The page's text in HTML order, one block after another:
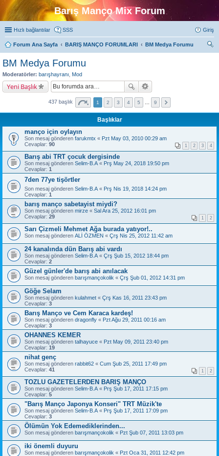
Barış Manço Mix Forum
Hızlı bağlantılar SSS Giriş
Forum Ana Sayfa BARIŞ MANÇO FORUMLARI
BM Medya Forumu
BM Medya Forumu
Moderatörler: barışhayranı Mod
Yeni Başlık
437 başlık 1 2 3 4 5 9
Başlıklar
manço için oylayın
Son mesaj gönderen farukmtx « Pzt May 03, 2010 00:29 am
Cevaplar: 90 1 2 3 4
Barış abi TRT çocuk dergisinde
Son mesaj gönderen Selim-B.A « Prş May 24, 2018 19:50 pm
Cevaplar: 1
7den 77ye tişörtler
Son mesaj gönderen Selim-B.A « Prş Nis 19, 2018 14:24 pm
Cevaplar: 1
barış manço sabetayist miydi?
Son mesaj gönderen mirze « Sal Ara 25, 2012 16:01 pm
Cevaplar: 29 1 2
Sarı Çizmeli Mehmet Ağa burada yatıyor!..
Son mesaj gönderen ALİ ÖZMEN « Çrş Nis 25, 2012 11:42 am
24 kanalında dün Barış abi vardı
Son mesaj gönderen Selim-B.A « Çrş Şub 15, 2012 18:44 pm
Cevaplar: 2
Güzel günler'de barış abi anılacak
Son mesaj gönderen barışmançokolik « Çrş Şub 01, 2012 14:31 pm
Göğe Selam
Son mesaj gönderen kulahmet « Çrş Kas 16, 2011 23:43 pm
Cevaplar: 3
Barış Manço ve Cem Karaca kardeş!
Son mesaj gönderen dragonfly « Pzt Ağu 29, 2011 00:16 am
Cevaplar: 3
OHANNES KEMER
Son mesaj gönderen talhayuce « Pzt May 09, 2011 23:40 pm
Cevaplar: 19
nihat genç
Son mesaj gönderen rabbit62 « Cum Şub 25, 2011 17:49 pm
Cevaplar: 41 1 2
TOZLU GAZETELERDEN BARIŞ MANÇO
Son mesaj gönderen Selim-B.A « Prş Şub 17, 2011 17:15 pm
Cevaplar: 5
"Barış Manço Japonya Konseri" TRT Müzik'te
Son mesaj gönderen Selim-B.A « Prş Şub 17, 2011 17:09 pm
Cevaplar: 3
Ölümün Yok Edemediklerinden...
Son mesaj gönderen barışmançokolik « Pzt Şub 07, 2011 13:03 pm
iki önemli duyuru
Son mesaj gönderen barışmançokolik « Pzt Oca 31, 2011 12:42 pm